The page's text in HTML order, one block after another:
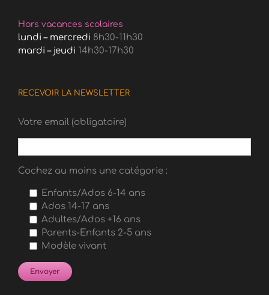
Hors vacances scolaires
lundi – mercredi 8h30-11h30
mardi – jeudi 14h30-17h30
RECEVOIR LA NEWSLETTER
Votre email (obligatoire)
Cochez au moins une catégorie :
Enfants/Ados 6-14 ans
Ados 14-17 ans
Adultes/Ados +16 ans
Parents-Enfants 2-5 ans
Modèle vivant